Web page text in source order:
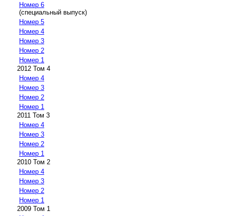
Номер 6
(специальный выпуск)
Номер 5
Номер 4
Номер 3
Номер 2
Номер 1
2012 Том 4
Номер 4
Номер 3
Номер 2
Номер 1
2011 Том 3
Номер 4
Номер 3
Номер 2
Номер 1
2010 Том 2
Номер 4
Номер 3
Номер 2
Номер 1
2009 Том 1